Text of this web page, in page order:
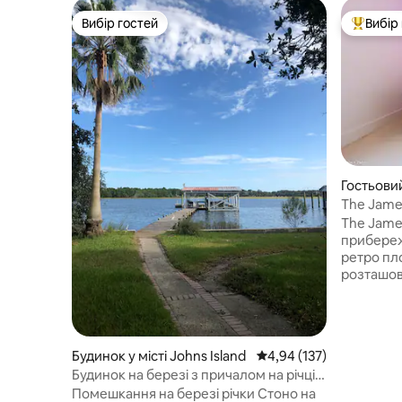
Вибір гостей
Вибір гостей
Будинок у місті Johns Island Середня оцінка: 4,94 з
4,94 (137)
Будинок на березі з причалом на річці
Стоно!
Помешкання на березі річки Стоно на
Топ
тон
The
міста та
The
ретро